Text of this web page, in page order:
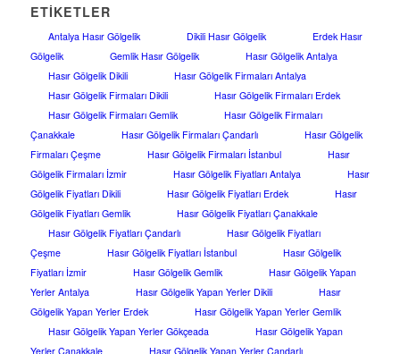
ETIKETLER
Antalya Hasır Gölgelik Dikili Hasır Gölgelik
Erdek Hasır
Gölgelik
Gemlik Hasır Gölgelik
Hasır Gölgelik Antalya
Hasır Gölgelik Dikili
Hasır Gölgelik Firmaları Antalya
Hasır Gölgelik Firmaları Dikili
Hasır Gölgelik Firmaları Erdek
Hasır Gölgelik Firmaları Gemlik
Hasır Gölgelik Firmaları
Çanakkale
Hasır Gölgelik Firmaları Çandarlı
Hasır Gölgelik
Firmaları Çeşme
Hasır Gölgelik Firmaları İstanbul
Hasır
Gölgelik Firmaları İzmir
Hasır Gölgelik Fiyatları Antalya
Hasır
Gölgelik Fiyatları Dikili
Hasır Gölgelik Fiyatları Erdek
Hasır
Gölgelik Fiyatları Gemlik
Hasır Gölgelik Fiyatları Çanakkale
Hasır Gölgelik Fiyatları Çandarlı
Hasır Gölgelik Fiyatları
Çeşme
Hasır Gölgelik Fiyatları İstanbul
Hasır Gölgelik
Fiyatları İzmir
Hasır Gölgelik Gemlik
Hasır Gölgelik Yapan
Yerler Antalya
Hasır Gölgelik Yapan Yerler Dikili
Hasır
Gölgelik Yapan Yerler Erdek
Hasır Gölgelik Yapan Yerler Gemlik
Hasır Gölgelik Yapan Yerler Gökçeada
Hasır Gölgelik Yapan
Yerler Çanakkale
Hasır Gölgelik Yapan Yerler Çandarlı